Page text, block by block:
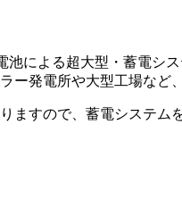
による超大型・蓄電シ
発電所や大型工場など
すので、蓄電システ